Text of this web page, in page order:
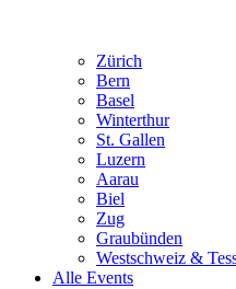
Zürich
Bern
Basel
Winterthur
St. Gallen
Luzern
Aarau
Biel
Zug
Graubünden
Westschweiz &
Alle Events